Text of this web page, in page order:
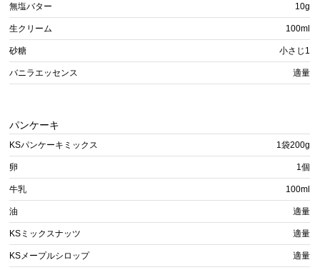
無塩バター 10g
生クリーム 100ml
砂糖 小さじ1
バニラエッセンス 適量
パンケーキ
KSパンケーキミックス 1袋200g
卵 1個
牛乳 100ml
油 適量
KSミックスナッツ 適量
KSメープルシロップ 適量